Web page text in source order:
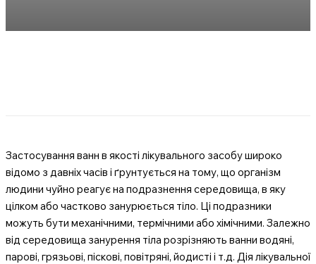
Застосування ванн в якості лікувального засобу широко
відомо з давніх часів і ґрунтується на тому, що організм
людини чуйно реагує на подразнення середовища, в яку
цілком або частково занурюється тіло. Ці подразники
можуть бути механічними, термічними або хімічними. Залежно
від середовища занурення тіла розрізняють ванни водяні,
парові, грязьові, піскові, повітряні, йодисті і т.д. Дія лікувальної